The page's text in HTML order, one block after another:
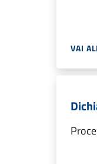
VAI